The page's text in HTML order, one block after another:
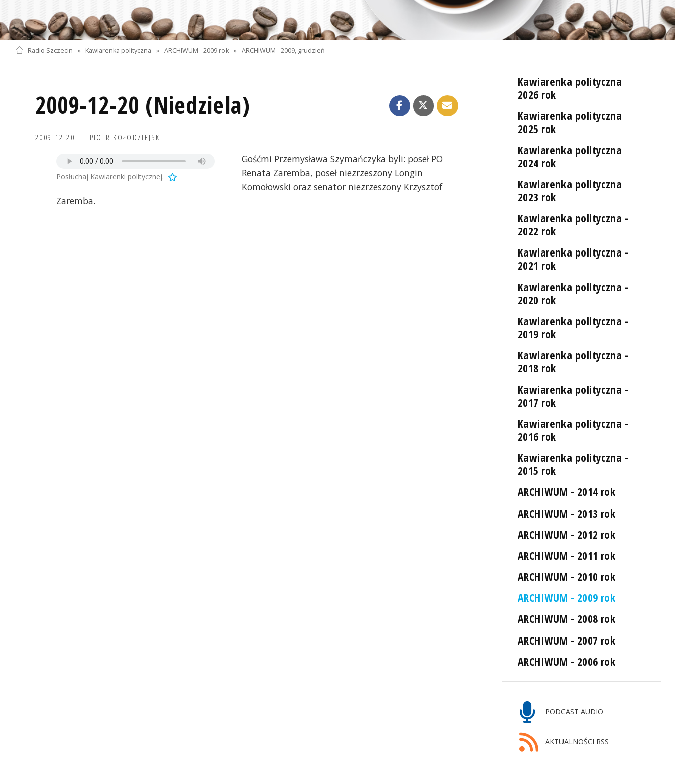
Radio Szczecin » Kawiarenka polityczna » ARCHIWUM - 2009 rok » ARCHIWUM - 2009, grudzień
2009-12-20 (Niedziela)
2009-12-20 PIOTR KOŁODZIEJSKI
Posłuchaj Kawiarenki politycznej.
Gośćmi Przemysława Szymańczyka byli: poseł PO
Renata Zaremba, poseł niezrzeszony Longin
Komołowski oraz senator niezrzeszony Krzysztof
Zaremba.
Kawiarenka polityczna
2026 rok
Kawiarenka polityczna
2025 rok
Kawiarenka polityczna
2024 rok
Kawiarenka polityczna
2023 rok
Kawiarenka polityczna -
2022 rok
Kawiarenka polityczna -
2021 rok
Kawiarenka polityczna -
2020 rok
Kawiarenka polityczna -
2019 rok
Kawiarenka polityczna -
2018 rok
Kawiarenka polityczna -
2017 rok
Kawiarenka polityczna -
2016 rok
Kawiarenka polityczna -
2015 rok
ARCHIWUM - 2014 rok
ARCHIWUM - 2013 rok
ARCHIWUM - 2012 rok
ARCHIWUM - 2011 rok
ARCHIWUM - 2010 rok
ARCHIWUM - 2009 rok
ARCHIWUM - 2008 rok
ARCHIWUM - 2007 rok
ARCHIWUM - 2006 rok
PODCAST AUDIO
AKTUALNOŚCI RSS